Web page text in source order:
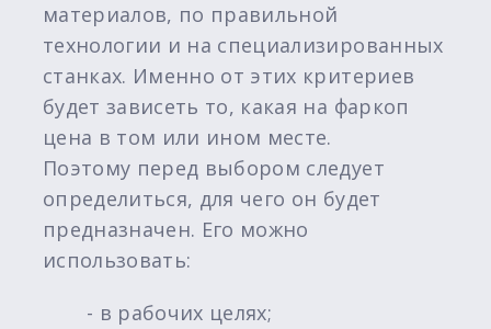
материалов, по правильной
технологии и на специализированных
станках. Именно от этих критериев
будет зависеть то, какая на фаркоп
цена в том или ином месте.
Поэтому перед выбором следует
определиться, для чего он будет
предназначен. Его можно
использовать:
- в рабочих целях;